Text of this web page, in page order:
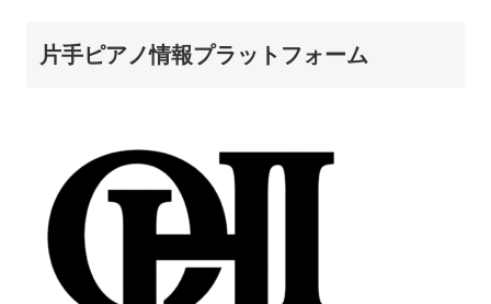
片手ピアノ情報プラットフォーム